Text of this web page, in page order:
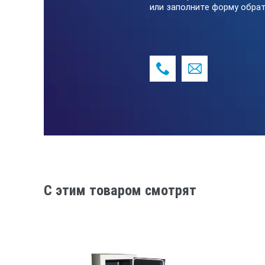
РЕГУЛЯТОР ТЕМПЕРАТУРЫ С
изменения температуры.
визуальную информацию с
непосредственно с
физически отключает
USB РАЗЪЕМ. Терморегулятор
или заполните форму
C этим товаром смотрят